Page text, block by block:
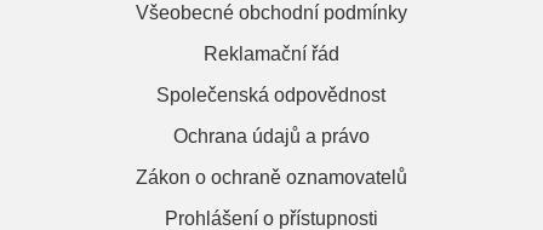
Všeobecné obchodní podmínky
Reklamační řád
Společenská odpovědnost
Ochrana údajů a právo
Zákon o ochraně oznamovatelů
Prohlášení o přístupnosti